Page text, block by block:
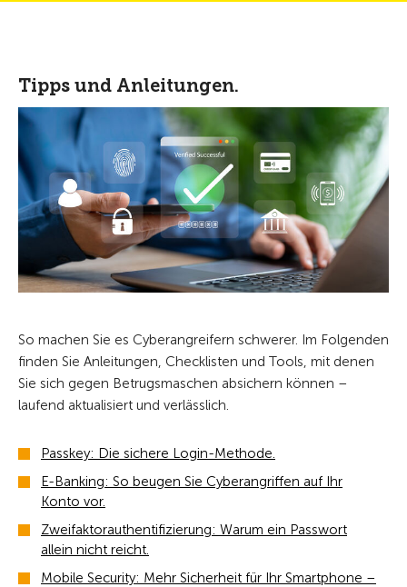
Tipps und Anleitungen.
So machen Sie es Cyberangreifern schwerer. Im Folgenden
finden Sie Anleitungen, Checklisten und Tools, mit denen
Sie sich gegen Betrugsmaschen absichern können –
laufend aktualisiert und verlässlich.
Passkey: Die sichere Login-Methode.
E-Banking: So beugen Sie Cyberangriffen auf Ihr
Konto vor.
Zweifaktorauthentifizierung: Warum ein Passwort
allein nicht reicht.
Mobile Security: Mehr Sicherheit für Ihr Smartphone –